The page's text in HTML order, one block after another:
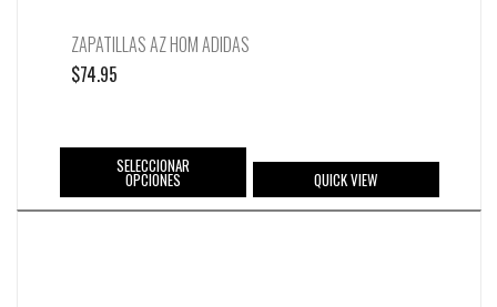
ZAPATILLAS AZ HOM ADIDAS
$74.95
SELECCIONAR
OPCIONES QUICK VIEW